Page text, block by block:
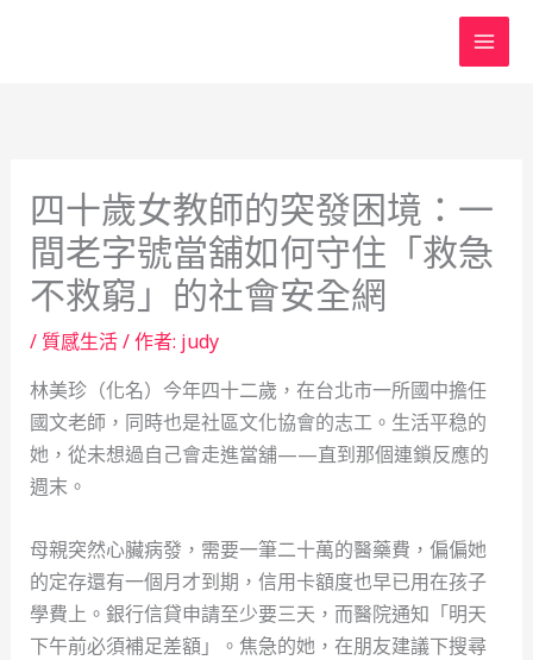
四十歲女教師的突發困境：一
間老字號當舖如何守住「救急
不救窮」的社會安全網
/ 質感生活/ 作者: judy
林美珍（化名）今年四十二歲，在台北市一所國中擔任
國文老師，同時也是社區文化協會的志工。生活平稳的
她，從未想過自己會走進當舖——直到那個連鎖反應的
週末。
母親突然心臟病發，需要一筆二十萬的醫藥費，偏偏她
的定存還有一個月才到期，信用卡額度也早已用在孩子
學費上。銀行信貸申請至少要三天，而醫院通知「明天
下午前必須補足差額」。焦急的她，在朋友建議下搜尋